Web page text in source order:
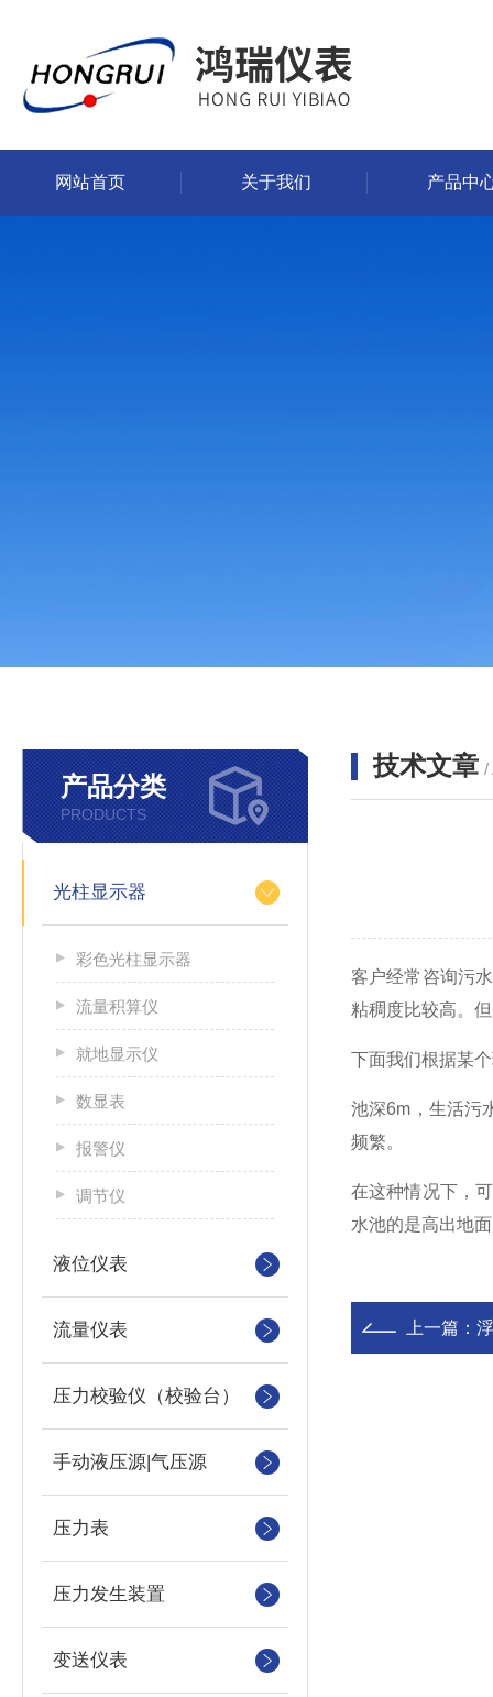
网站首页 关于我们 产品中
产品分类
PRODUCTS
光柱显示器
彩色光柱显示器
流量积算仪
就地显示仪
数显表
报警仪
调节仪
液位仪表
流量仪表
压力校验仪（校验台）
手动液压源|气压源
压力表
压力发生装置
变送仪表
技术文章 /
客户经常咨询污
粘稠度比较高。
下面我们根据某
池深6m，生活污
频繁。
在这种情况下，
水池的是高出地
上一篇：